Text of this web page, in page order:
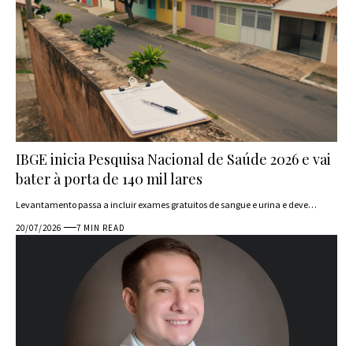
IBGE inicia Pesquisa Nacional de Saúde 2026 e vai
bater à porta de 140 mil lares
Levantamento passa a incluir exames gratuitos de sangue e urina e deve…
20/07/2026 7 MIN READ